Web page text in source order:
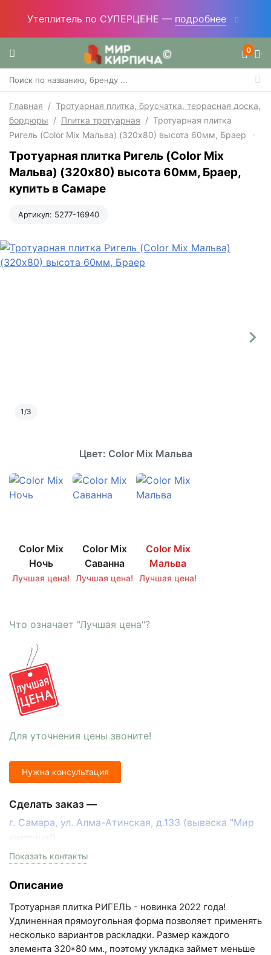
Утеплитель по СУПЕРЦЕНЕ — подробнее
0
Главная / Тротуарная плитка, брусчатка, террасная доска,
бордюры / Плитка тротуарная / Тротуарная плитка
Ригель (Color Mix Мальва) (320х80) высота 60мм, Браер
Тротуарная плитка Ригель (Color Mix
Мальва) (320х80) высота 60мм, Браер,
купить в Самаре
Артикул: 5277-16940
1/3
Цвет: Color Mix Мальва
Color Mix
Ночь
Лучшая цена!
Color Mix
Саванна
Лучшая цена!
Color Mix
Мальва
Лучшая цена!
Что означает "Лучшая цена"?
Для уточнения цены звоните!
Нужна консультация
Сделать заказ —
г. Самара, ул. Алма-Атинская, д.133 (вывеска "Мир
кирпича")
пн-пт с 9:00 до 18:00, сб с 10:00 до 16:00
+7 (993) 993-77-33
Написать в МАКС
Написать в Telegram
Показать контакты
Описание
Тротуарная плитка РИГЕЛЬ - новинка 2022 года!
Удлиненная прямоугольная форма позволяет применять
несколько вариантов раскладки. Размер каждого
элемента 320*80 мм., поэтому укладка займет меньше